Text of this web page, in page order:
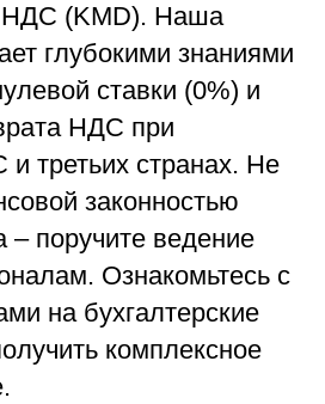
НДС (KMD). Наша
глубокими знаниями
ставки (0%) и
НДС при
третьих странах. Не
законностью
– поручите ведение
Ознакомьтесь с
на бухгалтерские
комплексное